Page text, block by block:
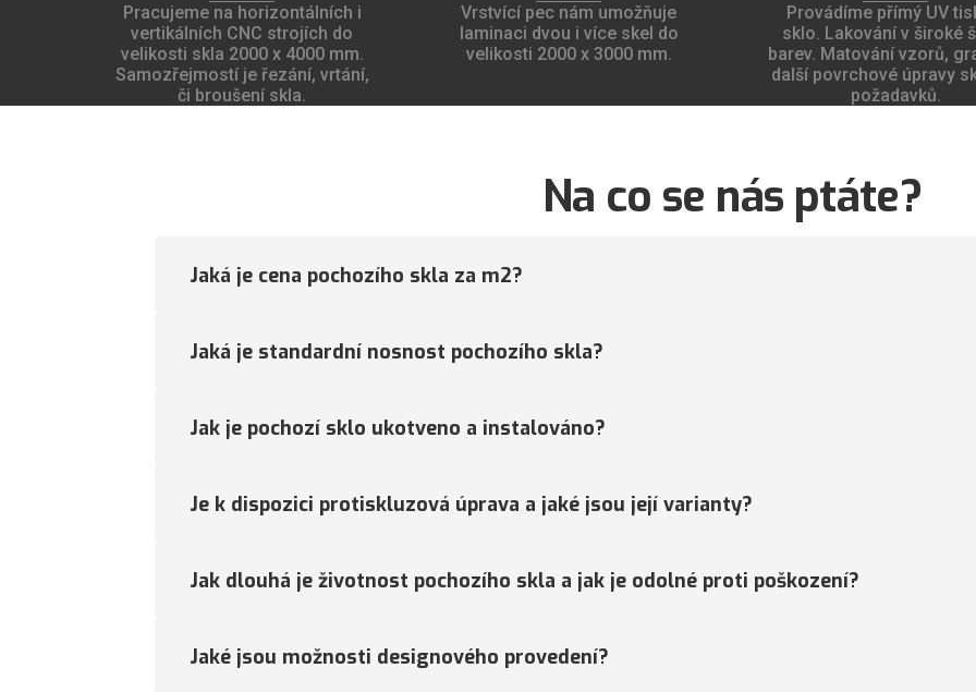
Pracujeme na horizontálních i
vertikálních CNC strojích do
velikosti skla 2000 x 4000 mm.
Samozřejmostí je řezání, vrtání,
či broušení skla.
Více o nás
Vrstvící pec nám umožňuje
laminaci dvou i více skel do
velikosti 2000 x 3000 mm.
Více o nás
Provádíme přímý UV
sklo. Lakování v široké
barev. Matování vzorů,
další povrchové úpravy
požadavků.
Více o nás
Na co se nás ptáte?
Jaká je cena pochozího skla za m2?
Jaká je standardní nosnost pochozího skla?
Jak je pochozí sklo ukotveno a instalováno?
Je k dispozici protiskluzová úprava a jaké jsou její varianty?
Jak dlouhá je životnost pochozího skla a jak je odolné proti poškození?
Jaké jsou možnosti designového provedení?